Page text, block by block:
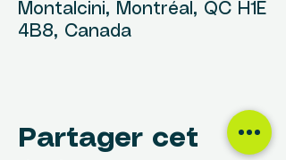
Montalcini, Montréal, QC H1E
4B8, Canada
Partager cet